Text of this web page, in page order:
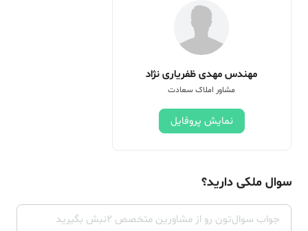
مهندس مهدی ظفریاری نژاد
مشاور املاک سعادت
نمایش پروفایل
سوال ملکی دارید؟